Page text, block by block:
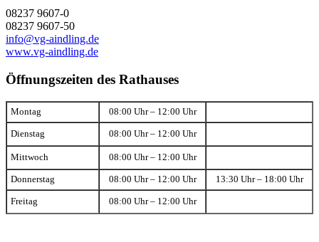
08237 9607-0
08237 9607-50
info@vg-aindling.de
www.vg-aindling.de
Öffnungszeiten des Rathauses
Montag 08:00 Uhr – 12:00 Uhr
Dienstag 08:00 Uhr – 12:00 Uhr
Mittwoch 08:00 Uhr – 12:00 Uhr
Donnerstag 08:00 Uhr – 12:00 Uhr 13:30 Uhr – 18:00 Uhr
Freitag 08:00 Uhr – 12:00 Uhr